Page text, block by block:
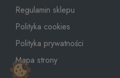
Regulamin sklepu
Polityka cookies
Polityka prywatności
Mapa strony